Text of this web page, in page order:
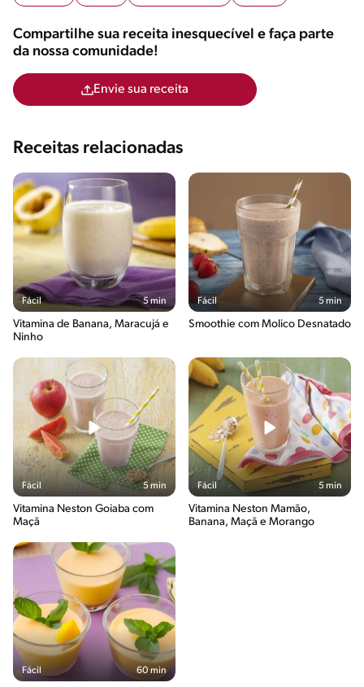
Compartilhe sua receita inesquecível e faça parte
da nossa comunidade!
Envie sua receita
Receitas relacionadas
Fácil 5 min
Vitamina de Banana, Maracujá e
Ninho
Fácil 5 min
Smoothie com Molico Desnatado
Fácil 5 min
Vitamina Neston Goiaba com
Maçã
Fácil 5 min
Vitamina Neston Mamão,
Banana, Maçã e Morango
Fácil 60 min